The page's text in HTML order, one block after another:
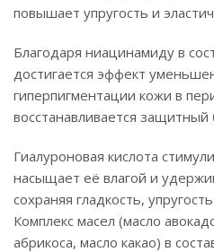
повышает упругость и
Благодаря ниацинамиду в
достигается эффект
гиперпигментации кожи в
восстанавливается
Гиалуроновая кислота
насыщает её влагой и
сохраняя гладкость,
Комплекс масел (масло
абрикоса, масло какао) в